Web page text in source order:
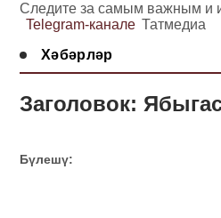
Следите за самым важным и
Telegram-канале Татмедиа
Хәбәрләр
Заголовок:
Бүлешү: